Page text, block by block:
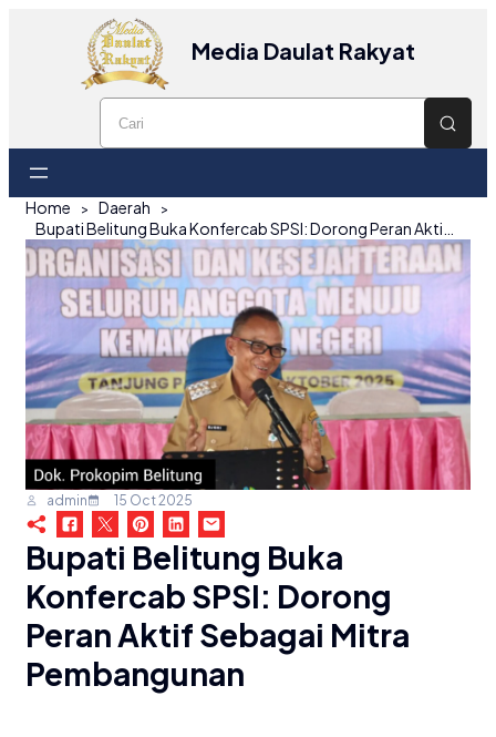
Media Daulat Rakyat
Home
Daerah
admin 15 Oct 2025
Bupati Belitung Buka
Konfercab SPSI: Dorong
Peran Aktif Sebagai Mitra
Pembangunan